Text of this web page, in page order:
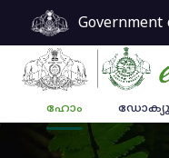
Government
ഹോം